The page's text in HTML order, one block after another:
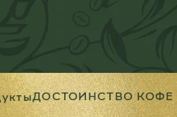
ДОСТОИНСТВО КОФЕ